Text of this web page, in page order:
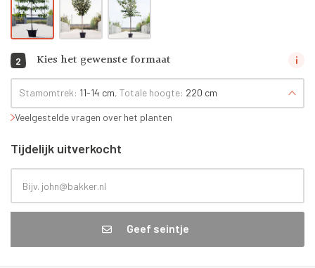
2 Kies het gewenste formaat
Stamomtrek: 11-14 cm, Totale hoogte: 220 cm
Veelgestelde vragen over het planten
Tijdelijk uitverkocht
Geef seintje